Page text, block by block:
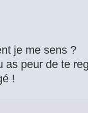
je me sens ?
as peur de te
!